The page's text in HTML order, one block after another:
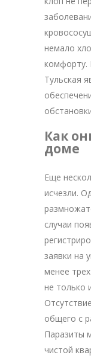
немало
комфорту.
Тульская
Как
доме
Еще
исчезли.
случаи
заявки на
менее
не только
общего с
Паразиты
чистой